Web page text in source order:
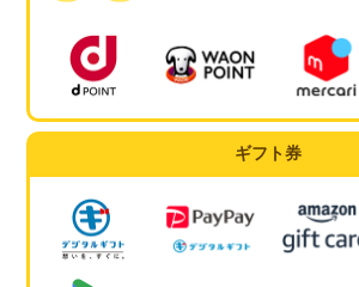
ギフト券